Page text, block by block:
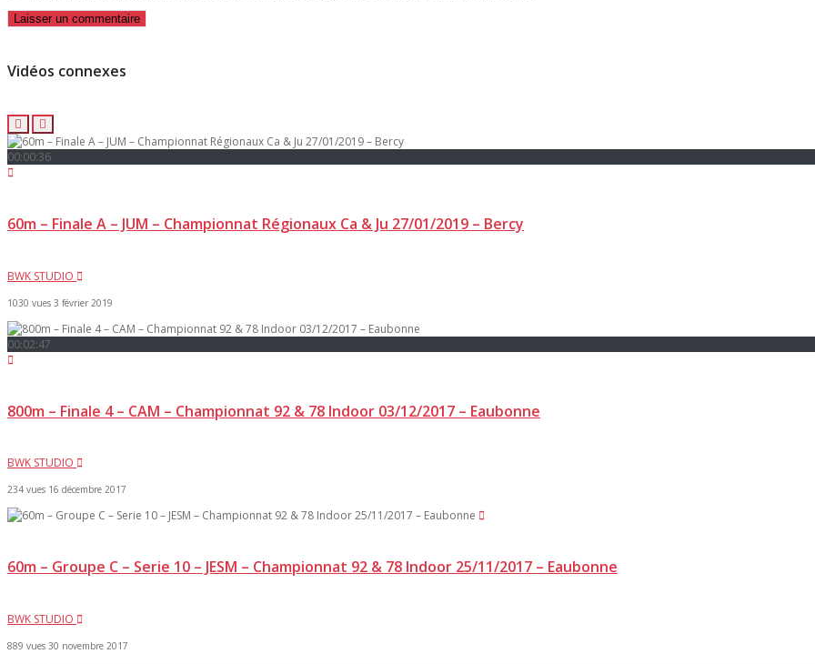
Vidéos connexes
00:00:36
60m – Finale A – JUM – Championnat Régionaux Ca & Ju 27/01/2019 – Bercy
BWK STUDIO
1030 vues 3 février 2019
00:02:47
800m – Finale 4 – CAM – Championnat 92 & 78 Indoor 03/12/2017 – Eaubonne
BWK STUDIO
234 vues 16 décembre 2017
60m – Groupe C – Serie 10 – JESM – Championnat 92 & 78 Indoor 25/11/2017 – Eaubonne
BWK STUDIO
889 vues 30 novembre 2017